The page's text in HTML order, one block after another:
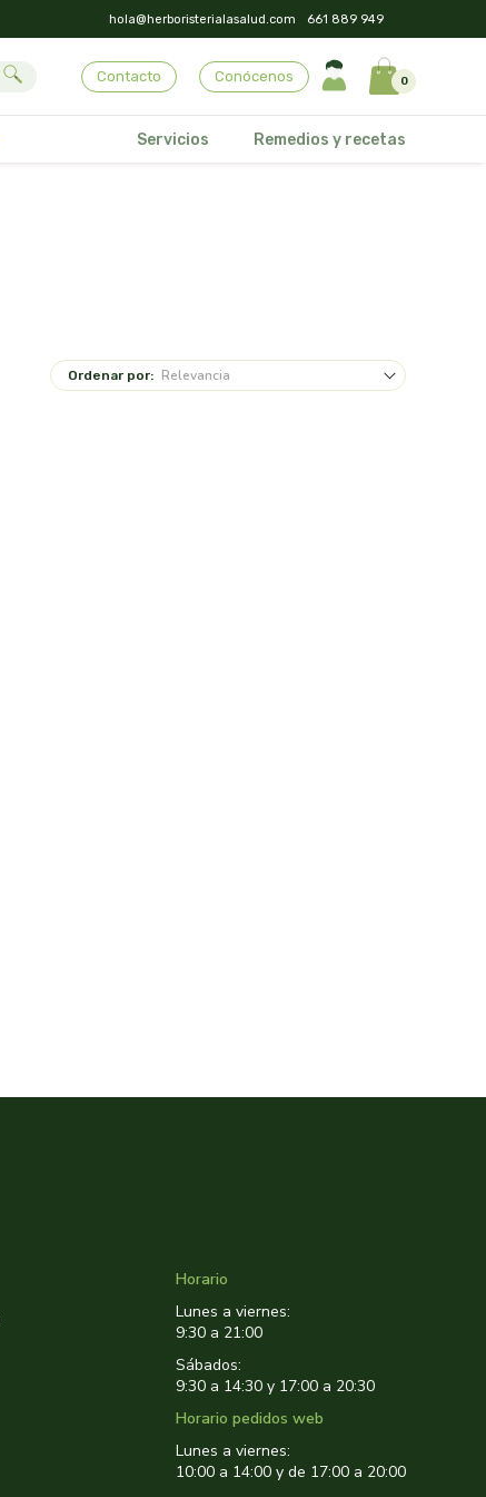
hola@herboristerialasalud.com 661 889 949
Contacto Conócenos 0
Servicios Remedios y recetas
Ordenar por:
Horario
Lunes a viernes:
9:30 a 21:00
Sábados:
9:30 a 14:30 y 17:00 a 20:30
Horario pedidos web
Lunes a viernes:
10:00 a 14:00 y de 17:00 a 20:00